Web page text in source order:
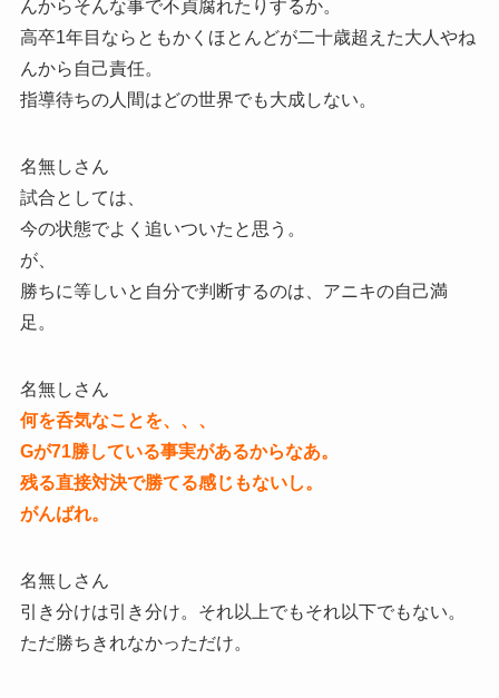
んからそんな事で不貞腐れたりするか。
高卒1年目ならともかくほとんどが二十歳超えた大人やね
んから自己責任。
指導待ちの人間はどの世界でも大成しない。
名無しさん
試合としては、
今の状態でよく追いついたと思う。
が、
勝ちに等しいと自分で判断するのは、アニキの自己満
足。
名無しさん
何を呑気なことを、、、
Gが71勝している事実があるからなあ。
残る直接対決で勝てる感じもないし。
がんばれ。
名無しさん
引き分けは引き分け。それ以上でもそれ以下でもない。
ただ勝ちきれなかっただけ。